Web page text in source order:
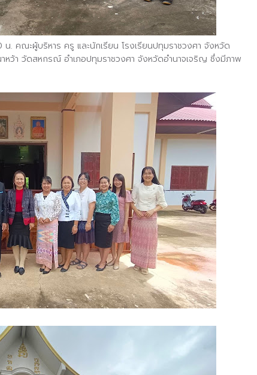
คณะผู้บริหาร ครู และนักเรียน โรงเรียนปทุมราชวงศา จังหวัด
ว้า วัดสหกรณ์ อำเภอปทุมราชวงศา จังหวัดอำนาจเจริญ ซึ่งมีภาพ